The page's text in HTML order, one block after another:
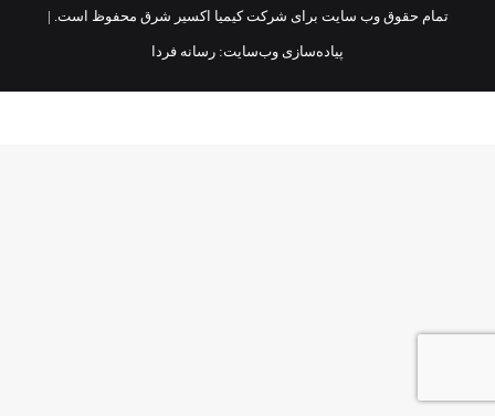
تمام حقوق وب سایت برای شرکت کیمیا اکسیر شرق محفوظ است. |
پیاده‌سازی وب‌سایت: رسانه فردا